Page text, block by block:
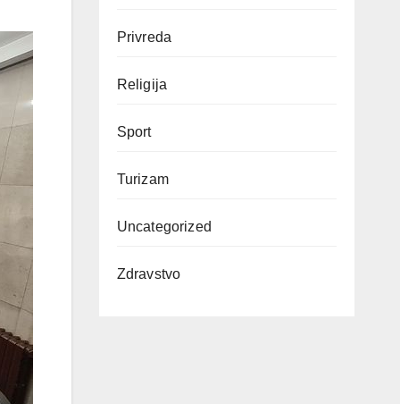
Privreda
Religija
Sport
Turizam
Uncategorized
Zdravstvo